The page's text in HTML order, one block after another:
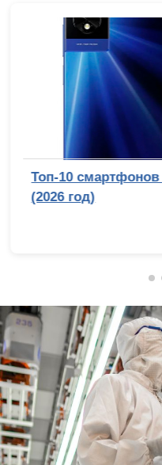
Топ-10
(2026 год)